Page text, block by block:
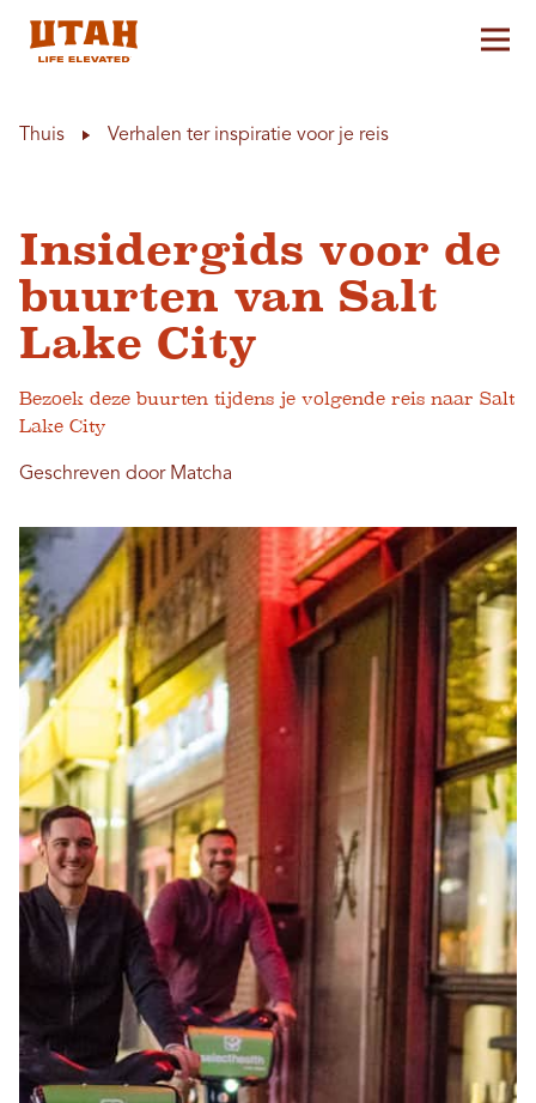
Thuis Verhalen ter inspiratie voor je reis
Insidergids voor de
buurten van Salt
Lake City
Bezoek deze buurten tijdens je volgende reis naar Salt
Lake City
Geschreven door Matcha